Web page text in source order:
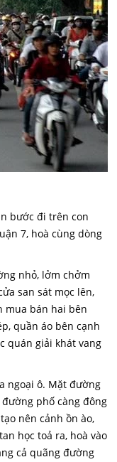
bước đi trên con
7, hoà cùng dòng
nhỏ, lởm chởm
san sát mọc lên,
mua bán hai bên
quần áo bên cạnh
quán giải khát vang
ngoại ô. Mặt đường
phố càng đông
nên cảnh ồn ào,
học toả ra, hoà vào
cả quãng đường